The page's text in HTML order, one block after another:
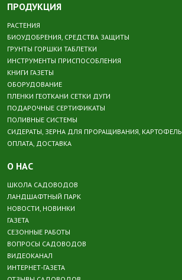
ПРОДУКЦИЯ
РАСТЕНИЯ
БИОУДОБРЕНИЯ, СРЕДСТВА ЗАЩИТЫ
ГРУНТЫ ГОРШКИ ТАБЛЕТКИ
ИНСТРУМЕНТЫ ПРИСПОСОБЛЕНИЯ
КНИГИ ГАЗЕТЫ
ОБОРУДОВАНИЕ
ПЛЕНКИ ГЕОТКАНИ СЕТКИ ДУГИ
ПОДАРОЧНЫЕ СЕРТИФИКАТЫ
ПОЛИВНЫЕ СИСТЕМЫ
СИДЕРАТЫ, ЗЕРНА ДЛЯ ПРОРАЩИВАНИЯ, КАРТОФЕЛЬ
ОПЛАТА, ДОСТАВКА
О НАС
ШКОЛА САДОВОДОВ
ЛАНДШАФТНЫЙ ПАРК
НОВОСТИ, НОВИНКИ
ГАЗЕТА
СЕЗОННЫЕ РАБОТЫ
ВОПРОСЫ САДОВОДОВ
ВИДЕОКАНАЛ
ИНТЕРНЕТ-ГАЗЕТА